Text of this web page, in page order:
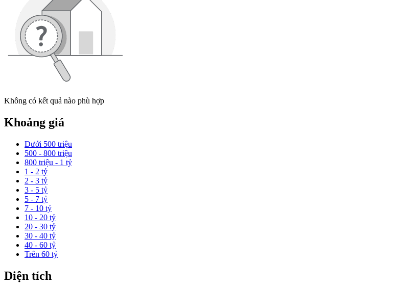
Không có kết quả nào phù hợp
Khoảng giá
Dưới 500 triệu
500 - 800 triệu
800 triệu - 1 tỷ
1 - 2 tỷ
2 - 3 tỷ
3 - 5 tỷ
5 - 7 tỷ
7 - 10 tỷ
10 - 20 tỷ
20 - 30 tỷ
30 - 40 tỷ
40 - 60 tỷ
Trên 60 tỷ
Diện tích